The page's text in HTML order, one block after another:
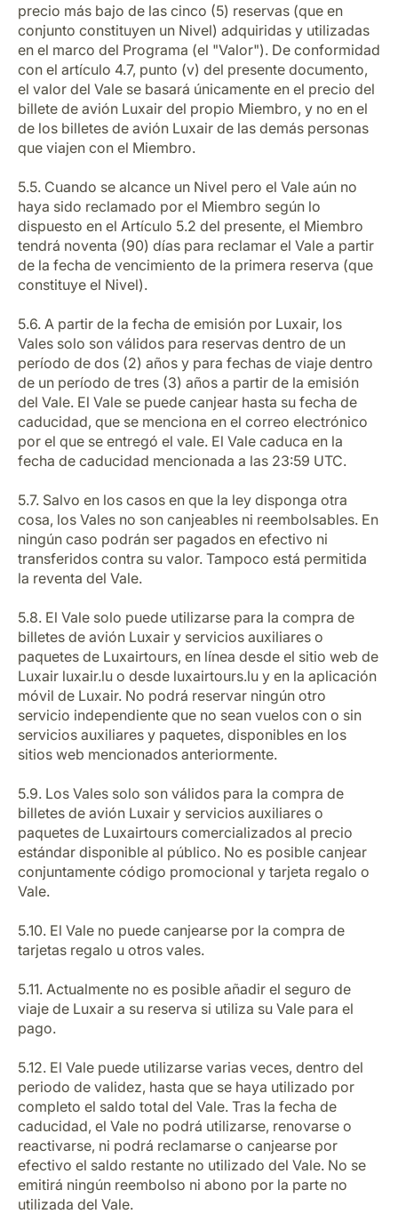
precio más bajo de las cinco (5) reservas (que en
conjunto constituyen un Nivel) adquiridas y utilizadas
en el marco del Programa (el "Valor"). De conformidad
con el artículo 4.7, punto (v) del presente documento,
el valor del Vale se basará únicamente en el precio del
billete de avión Luxair del propio Miembro, y no en el
de los billetes de avión Luxair de las demás personas
que viajen con el Miembro.
5.5. Cuando se alcance un Nivel pero el Vale aún no
haya sido reclamado por el Miembro según lo
dispuesto en el Artículo 5.2 del presente, el Miembro
tendrá noventa (90) días para reclamar el Vale a partir
de la fecha de vencimiento de la primera reserva (que
constituye el Nivel).
5.6. A partir de la fecha de emisión por Luxair, los
Vales solo son válidos para reservas dentro de un
período de dos (2) años y para fechas de viaje dentro
de un período de tres (3) años a partir de la emisión
del Vale. El Vale se puede canjear hasta su fecha de
caducidad, que se menciona en el correo electrónico
por el que se entregó el vale. El Vale caduca en la
fecha de caducidad mencionada a las 23:59 UTC.
5.7. Salvo en los casos en que la ley disponga otra
cosa, los Vales no son canjeables ni reembolsables. En
ningún caso podrán ser pagados en efectivo ni
transferidos contra su valor. Tampoco está permitida
la reventa del Vale.
5.8. El Vale solo puede utilizarse para la compra de
billetes de avión Luxair y servicios auxiliares o
paquetes de Luxairtours, en línea desde el sitio web de
Luxair luxair.lu o desde luxairtours.lu y en la aplicación
móvil de Luxair. No podrá reservar ningún otro
servicio independiente que no sean vuelos con o sin
servicios auxiliares y paquetes, disponibles en los
sitios web mencionados anteriormente.
5.9. Los Vales solo son válidos para la compra de
billetes de avión Luxair y servicios auxiliares o
paquetes de Luxairtours comercializados al precio
estándar disponible al público. No es posible canjear
conjuntamente código promocional y tarjeta regalo o
Vale.
5.10. El Vale no puede canjearse por la compra de
tarjetas regalo u otros vales.
5.11. Actualmente no es posible añadir el seguro de
viaje de Luxair a su reserva si utiliza su Vale para el
pago.
5.12. El Vale puede utilizarse varias veces, dentro del
periodo de validez, hasta que se haya utilizado por
completo el saldo total del Vale. Tras la fecha de
caducidad, el Vale no podrá utilizarse, renovarse o
reactivarse, ni podrá reclamarse o canjearse por
efectivo el saldo restante no utilizado del Vale. No se
emitirá ningún reembolso ni abono por la parte no
utilizada del Vale.